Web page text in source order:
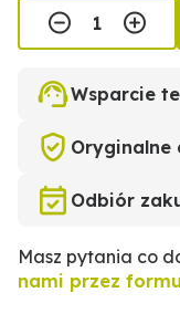
Wsparcie
Oryginalne
Odbiór
Masz pytania co
nami przez